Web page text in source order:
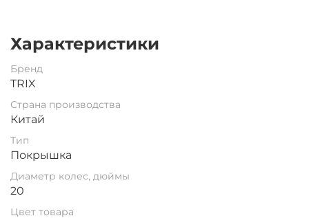
Характеристики
Бренд
TRIX
Страна производства
Китай
Тип
Покрышка
Диаметр колес, дюймы
20
Цвет товара